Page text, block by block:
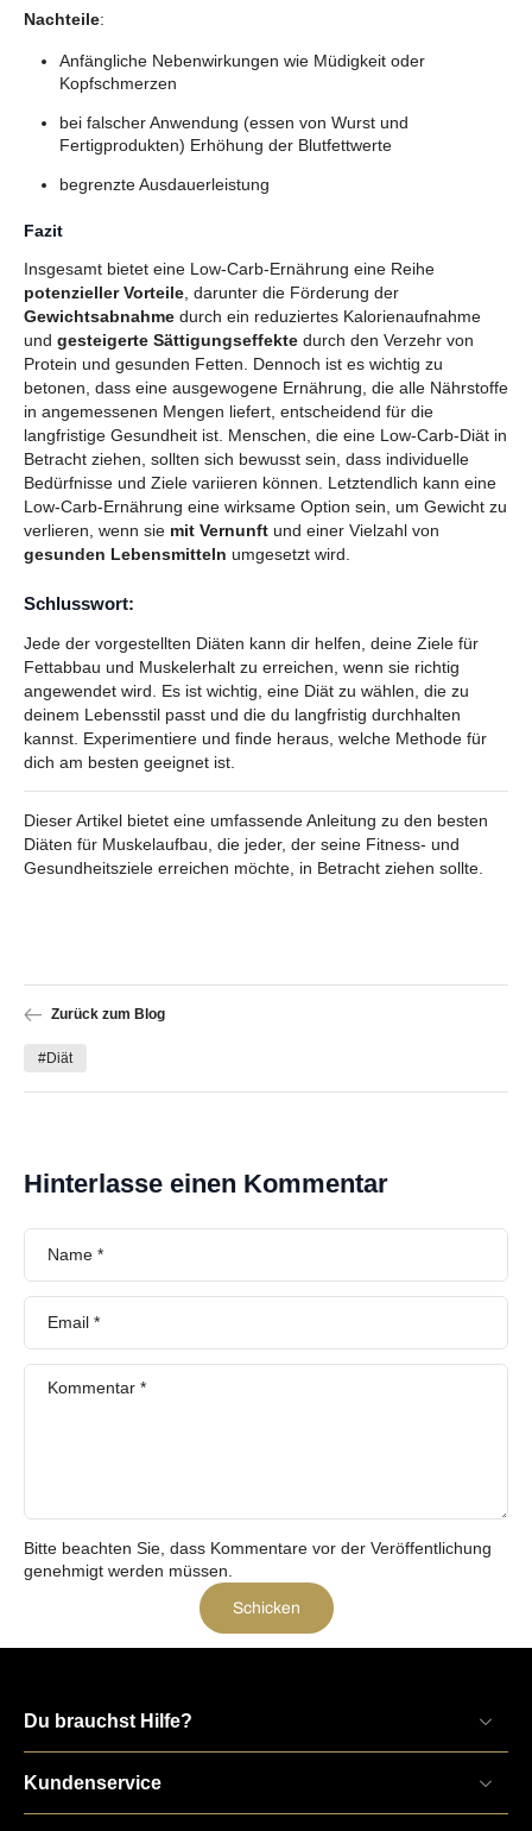
Nachteile:
Anfängliche Nebenwirkungen wie Müdigkeit oder
Kopfschmerzen
bei falscher Anwendung (essen von Wurst und
Fertigprodukten) Erhöhung der Blutfettwerte
begrenzte Ausdauerleistung
Fazit
Insgesamt bietet eine Low-Carb-Ernährung eine Reihe
potenzieller Vorteile, darunter die Förderung der
Gewichtsabnahme durch ein reduziertes Kalorienaufnahme
und gesteigerte Sättigungseffekte durch den Verzehr von
Protein und gesunden Fetten. Dennoch ist es wichtig zu
betonen, dass eine ausgewogene Ernährung, die alle Nährstoffe
in angemessenen Mengen liefert, entscheidend für die
langfristige Gesundheit ist. Menschen, die eine Low-Carb-Diät in
Betracht ziehen, sollten sich bewusst sein, dass individuelle
Bedürfnisse und Ziele variieren können. Letztendlich kann eine
Low-Carb-Ernährung eine wirksame Option sein, um Gewicht zu
verlieren, wenn sie mit Vernunft und einer Vielzahl von
gesunden Lebensmitteln umgesetzt wird.
Schlusswort:
Jede der vorgestellten Diäten kann dir helfen, deine Ziele für
Fettabbau und Muskelerhalt zu erreichen, wenn sie richtig
angewendet wird. Es ist wichtig, eine Diät zu wählen, die zu
deinem Lebensstil passt und die du langfristig durchhalten
kannst. Experimentiere und finde heraus, welche Methode für
dich am besten geeignet ist.
Dieser Artikel bietet eine umfassende Anleitung zu den besten
Diäten für Muskelaufbau, die jeder, der seine Fitness- und
Gesundheitsziele erreichen möchte, in Betracht ziehen sollte.
Zurück zum Blog
#Diät
Hinterlasse einen Kommentar
Name *
Email *
Kommentar *
Bitte beachten Sie, dass Kommentare vor der Veröffentlichung
genehmigt werden müssen.
Schicken
Du brauchst Hilfe?
Kundenservice